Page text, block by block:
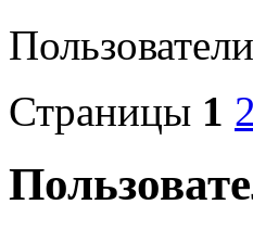
Пользователи
Страницы 1 2